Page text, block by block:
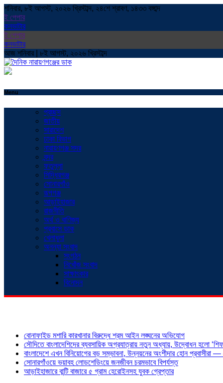
শনিবার, ৮ই আগস্ট, ২০২৬ খ্রিস্টাব্দ, ২৪শে শ্রাবণ, ১৪৩৩ বঙ্গাব্দ
ই পেপার
কনভাটার
ই পেপার
কনভাটার
আজ শনিবার | ৮ই আগস্ট, ২০২৬ খ্রিস্টাব্দ
Menu
প্রচ্ছদ
জাতীয়
সারাদেশ
ঢাকা বিভাগ
নারায়ণগঞ্জ সদর
বন্দর
ফতুল্লা
সিদ্ধিরগঞ্জ
সোনারগাঁও
রূপগঞ্জ
আড়াইহাজার
রাজনীতি
অর্থ ও বাণিজ্য
প্রবাসে ডাক
খেলাধুলা
অনন্যা সংবাদ
সংগঠন
নিখোঁজ সংবাদ
সাক্ষাৎকার
বিনোদন
বোনাফাইড মশারি কারখানার বিরুদ্ধে শ্রম আইন লঙ্ঘনের অভিযোগ
সৌদিতে বাংলাদেশিদের ব্যবসায়িক অগ্রযাত্রায় নতুন অধ্যায়, উদ্বোধন হলো ‘শিফা
বাংলাদেশে এখন বিনিয়োগের বড় সম্ভাবনা, উন্নয়নের অংশীদার হোন প্রবাসীরা
সোনারগাঁওয়ে ভয়াবহ লোডশেডিংয়ে জনজীবন চরমভাবে বিপর্যস্ত
আড়াইহাজারে বান্টি বাজারে ৫ গ্রাম হেরোইনসহ যুবক গ্রেপ্তার